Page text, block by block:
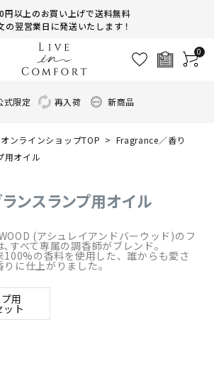
円以上のお買い上げで送料無料
の翌営業日に発送いたします！
0
式限定 再入荷 新商品
ンラインショップTOP
Fragrance／香り
用オイル
ンスランプ用オイル
(アシュレイアンドバーウッド)のフ
すべて専属の調香師がブレンド｡
100%の香料を使用した、誰からも愛さ
に仕上がりました。
用
ト